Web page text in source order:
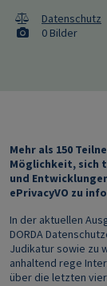
Datenschutz
0 Bilder
Mehr als 150
Möglichkeit, sich
und
ePrivacyVO zu
In der aktuellen
DORDA
Judikatur sowie zu
anhaltend rege
über die letzten